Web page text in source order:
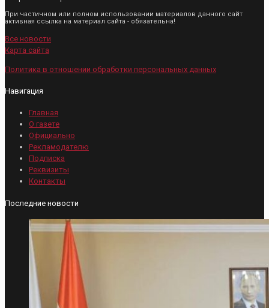
При частичном или полном использовании материалов данного сайт
активная ссылка на материал сайта - обязательна!
Все новости
Карта сайта
Политика в отношении обработки персональных данных
Навигация
Главная
О газете
Официально
Рекламодателю
Подписка
Реквизиты
Контакты
Последние новости